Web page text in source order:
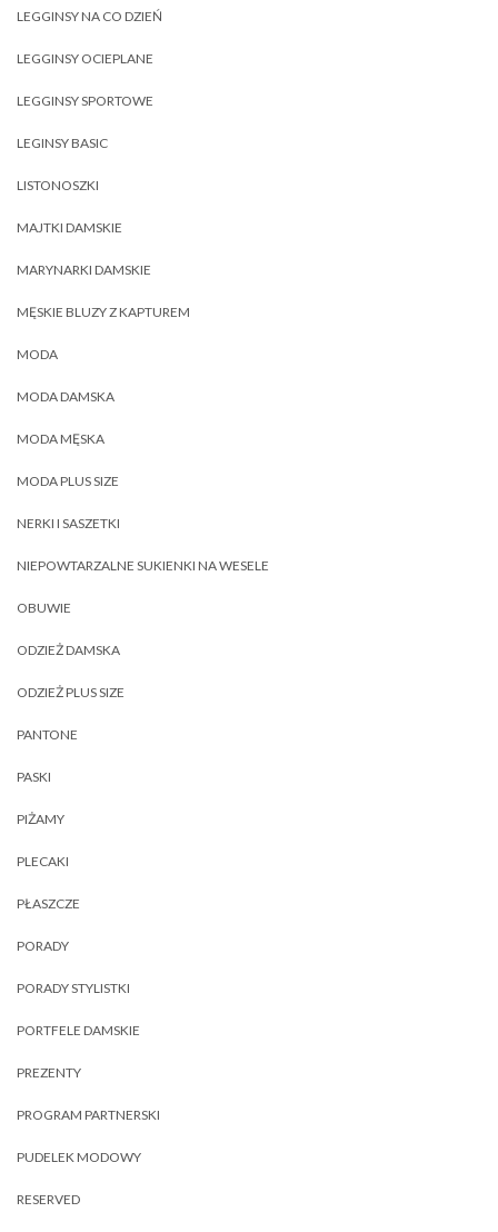
LEGGINSY NA CO DZIEŃ
LEGGINSY OCIEPLANE
LEGGINSY SPORTOWE
LEGINSY BASIC
LISTONOSZKI
MAJTKI DAMSKIE
MARYNARKI DAMSKIE
MĘSKIE BLUZY Z KAPTUREM
MODA
MODA DAMSKA
MODA MĘSKA
MODA PLUS SIZE
NERKI I SASZETKI
NIEPOWTARZALNE SUKIENKI NA WESELE
OBUWIE
ODZIEŻ DAMSKA
ODZIEŻ PLUS SIZE
PANTONE
PASKI
PIŻAMY
PLECAKI
PŁASZCZE
PORADY
PORADY STYLISTKI
PORTFELE DAMSKIE
PREZENTY
PROGRAM PARTNERSKI
PUDELEK MODOWY
RESERVED